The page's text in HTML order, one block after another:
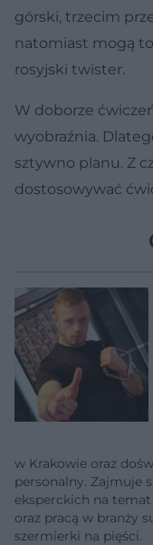
górski, trzecim
natomiast mogą
rosyjski twister.
W doborze
wyobraźnia.
sztywno planu. Z
dostosowywać
w Krakowie oraz
personalny. Zajmuje
eksperckich na
oraz pracą w branży
szermierki na pięści.